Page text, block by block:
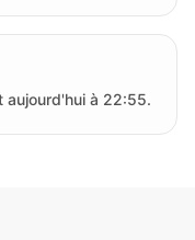
aujourd'hui à 22:55.